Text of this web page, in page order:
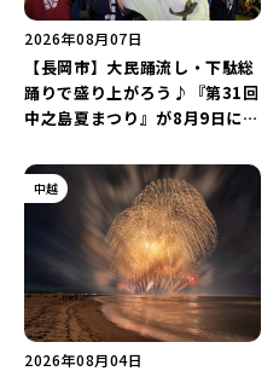
2026年08月07日
【長岡市】大民踊流し・下駄総
踊りで盛り上がろう♪『第31回
中之島夏まつり』が8月9日に開
手”のシュート対決は必見♪
中越
2026年08月04日